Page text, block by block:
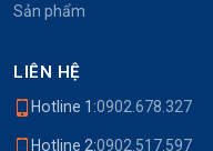
Sản phẩm
LIÊN HỆ
Hotline 1:0902.678.327
Hotline 2:0902.517.597